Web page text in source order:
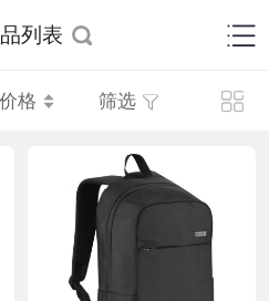
列表
价格 筛选